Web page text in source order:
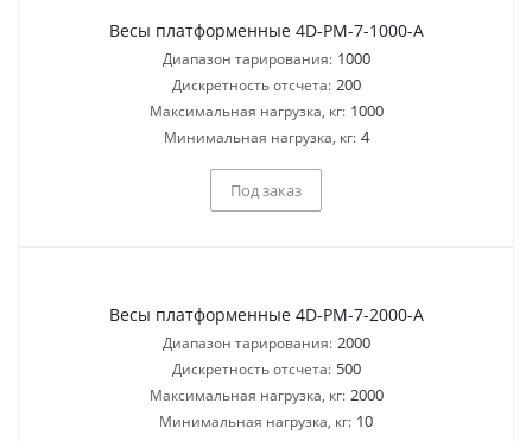
Весы платформенные 4D-PM-7-1000-A
Диапазон тарирования: 1000
Дискретность отсчета: 200
Максимальная нагрузка, кг: 1000
Минимальная нагрузка, кг: 4
Под заказ
Весы платформенные 4D-PM-7-2000-A
Диапазон тарирования: 2000
Дискретность отсчета: 500
Максимальная нагрузка, кг: 2000
Минимальная нагрузка, кг: 10